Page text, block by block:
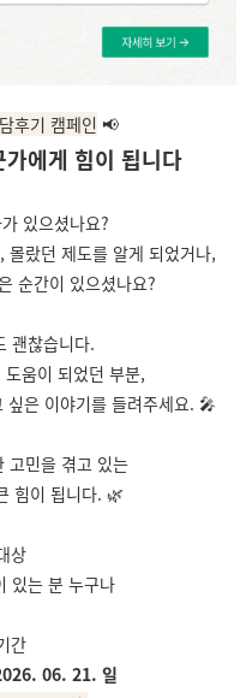
후기 캠페인 📢
에게 힘이 됩니다
있으셨나요?
몰랐던 제도를 알게 되었거나,
순간이 있으셨나요?
괜찮습니다.
움이 되었던 부분,
싶은 이야기를 들려주세요. 🎤
고민을 겪고 있는
힘이 됩니다. 🌿
상
있는 분 누구나
간
06. 21. 일